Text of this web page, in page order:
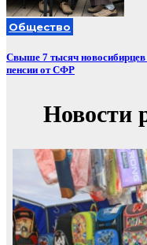
Общество
Свыше 7 тысяч
пенсии от СФР